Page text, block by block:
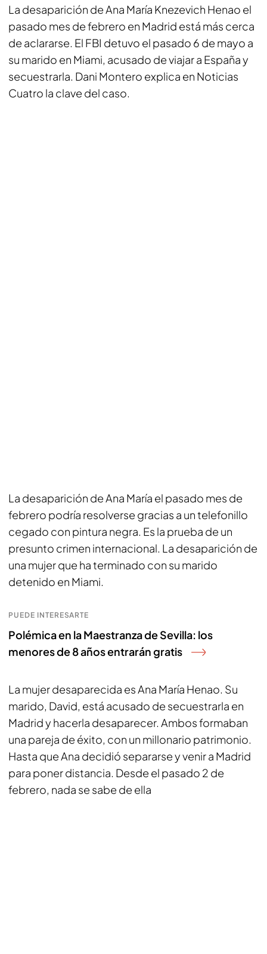
La desaparición de Ana María Knezevich Henao el
pasado mes de febrero en Madrid está más cerca
de aclararse. El FBI detuvo el pasado 6 de mayo a
su marido en Miami, acusado de viajar a España y
secuestrarla. Dani Montero explica en Noticias
Cuatro la clave del caso.
La desaparición de Ana María el pasado mes de
febrero podría resolverse gracias a un telefonillo
cegado con pintura negra. Es la prueba de un
presunto crimen internacional. La desaparición de
una mujer que ha terminado con su marido
detenido en Miami.
PUEDE INTERESARTE
Polémica en la Maestranza de Sevilla: los
menores de 8 años entrarán gratis
La mujer desaparecida es Ana María Henao. Su
marido, David, está acusado de secuestrarla en
Madrid y hacerla desaparecer. Ambos formaban
una pareja de éxito, con un millonario patrimonio.
Hasta que Ana decidió separarse y venir a Madrid
para poner distancia. Desde el pasado 2 de
febrero, nada se sabe de ella